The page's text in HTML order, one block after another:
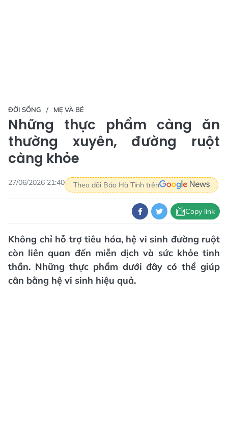
ĐỜI SỐNG MẸ VÀ BÉ
Những thực phẩm càng ăn
thường xuyên, đường ruột
càng khỏe
27/06/2026 21:40 Theo dõi Báo Hà Tĩnh trên
Copy link
Không chỉ hỗ trợ tiêu hóa, hệ vi sinh đường ruột
còn liên quan đến miễn dịch và sức khỏe tinh
thần. Những thực phẩm dưới đây có thể giúp
cân bằng hệ vi sinh hiệu quả.